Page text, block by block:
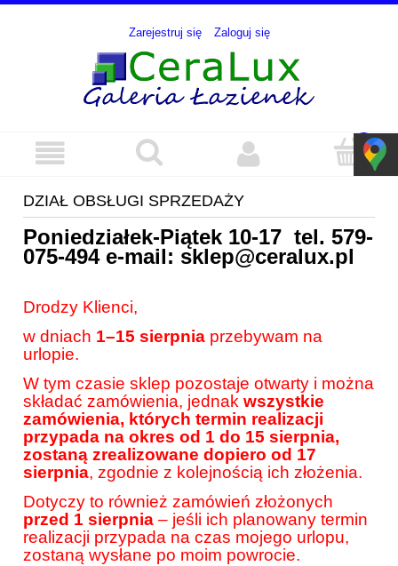
Zarejestruj się Zaloguj się
DZIAŁ OBSŁUGI SPRZEDAŻY
Poniedziałek-Piątek 10-17 tel. 579-
075-494e-mail: sklep@ceralux.pl
Drodzy Klienci,
w dniach 1–15 sierpnia przebywam na
urlopie.
W tym czasie sklep pozostaje otwarty i można
składać zamówienia, jednak wszystkie
zamówienia, których termin realizacji
przypada na okres od 1 do 15 sierpnia,
zostaną zrealizowane dopiero od 17
sierpnia, zgodnie z kolejnością ich złożenia.
Dotyczy to również zamówień złożonych
przed 1 sierpnia – jeśli ich planowany termin
realizacji przypada na czas mojego urlopu,
zostaną wysłane po moim powrocie.